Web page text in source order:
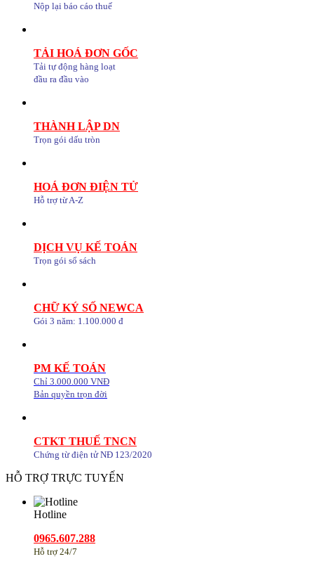
Nộp lại báo cáo thuế
TẢI HOÁ ĐƠN GỐC
Tải tự động hàng loạt
đầu ra đầu vào
THÀNH LẬP DN
Trọn gói dấu tròn
HOÁ ĐƠN ĐIỆN TỬ
Hỗ trợ từ A-Z
DỊCH VỤ KẾ TOÁN
Trọn gói sổ sách
CHỮ KÝ SỐ NEWCA
Gói 3 năm: 1.100.000 đ
PM KẾ TOÁN
Chỉ 3.000.000 VNĐ
Bản quyền trọn đời
CTKT THUẾ TNCN
Chứng từ điện tử NĐ 123/2020
HỖ TRỢ TRỰC TUYẾN
Hotline
0965.607.288
Hỗ trợ 24/7